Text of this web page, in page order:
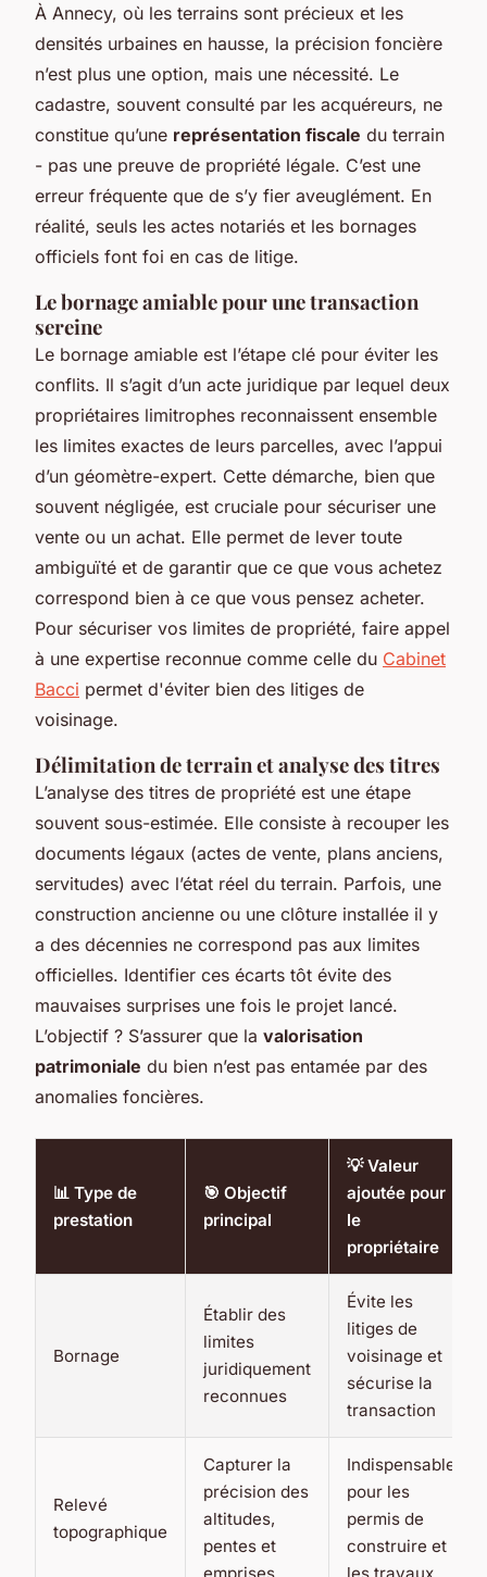
À Annecy, où les terrains sont précieux et les
densités urbaines en hausse, la précision foncière
n’est plus une option, mais une nécessité. Le
cadastre, souvent consulté par les acquéreurs, ne
constitue qu’une représentation fiscale du terrain
- pas une preuve de propriété légale. C’est une
erreur fréquente que de s’y fier aveuglément. En
réalité, seuls les actes notariés et les bornages
officiels font foi en cas de litige.
Le bornage amiable pour une transaction
sereine
Le bornage amiable est l’étape clé pour éviter les
conflits. Il s’agit d’un acte juridique par lequel deux
propriétaires limitrophes reconnaissent ensemble
les limites exactes de leurs parcelles, avec l’appui
d’un géomètre-expert. Cette démarche, bien que
souvent négligée, est cruciale pour sécuriser une
vente ou un achat. Elle permet de lever toute
ambiguïté et de garantir que ce que vous achetez
correspond bien à ce que vous pensez acheter.
Pour sécuriser vos limites de propriété, faire appel
à une expertise reconnue comme celle du Cabinet
Bacci permet d'éviter bien des litiges de
voisinage.
Délimitation de terrain et analyse des titres
L’analyse des titres de propriété est une étape
souvent sous-estimée. Elle consiste à recouper les
documents légaux (actes de vente, plans anciens,
servitudes) avec l’état réel du terrain. Parfois, une
construction ancienne ou une clôture installée il y
a des décennies ne correspond pas aux limites
officielles. Identifier ces écarts tôt évite des
mauvaises surprises une fois le projet lancé.
L’objectif ? S’assurer que la valorisation
patrimoniale du bien n’est pas entamée par des
anomalies foncières.
📊 Type de
prestation
🎯 Objectif
principal
💡 Valeur
ajoutée pour
le
propriétaire
Bornage
Établir des
limites
juridiquement
reconnues
Évite les
litiges de
voisinage et
sécurise la
transaction
Relevé
topographique
Capturer la
précision des
altitudes,
pentes et
Indispensable
pour les
permis de
construire et